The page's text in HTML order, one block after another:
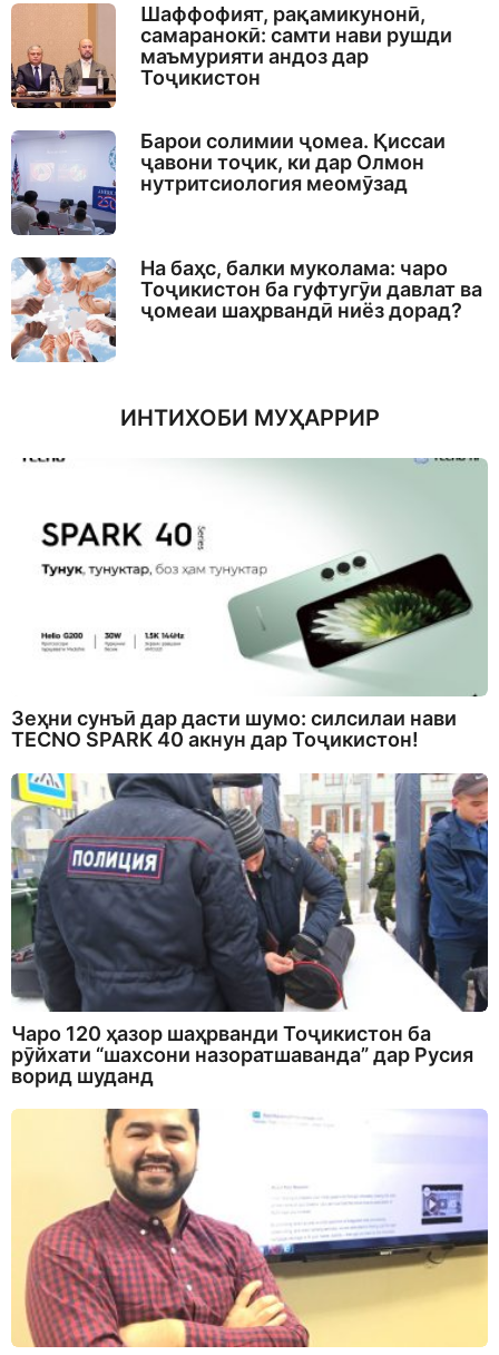
Шаффофият, рақамикунонӣ,
самаранокӣ: самти нави рушди
маъмурияти андоз дар
Тоҷикистон
Барои солимии ҷомеа. Қиссаи
ҷавони тоҷик, ки дар Олмон
нутритсиология меомӯзад
На баҳс, балки муколама: чаро
Тоҷикистон ба гуфтугӯи давлат ва
ҷомеаи шаҳрвандӣ ниёз дорад?
ИНТИХОБИ МУҲАРРИР
Зеҳни сунъӣ дар дасти шумо: силсилаи нави
TECNO SPARK 40 акнун дар Тоҷикистон!
Чаро 120 ҳазор шаҳрванди Тоҷикистон ба
рӯйхати “шахсони назоратшаванда” дар Русия
ворид шуданд